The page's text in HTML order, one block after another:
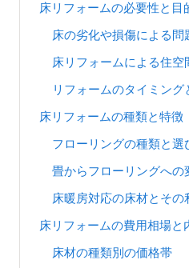
床リフォームの必要性と目
床の劣化や損傷による問
床リフォームによる住空
リフォームのタイミング
床リフォームの種類と特徴
フローリングの種類と選
畳からフローリングへの
床暖房対応の床材とその
床リフォームの費用相場と
床材の種類別の価格帯